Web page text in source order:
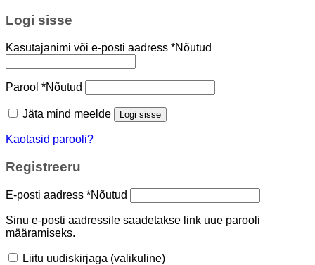
Logi sisse
Kasutajanimi või e-posti aadress *Nõutud
Parool *Nõutud
Jäta mind meelde Logi sisse
Kaotasid parooli?
Registreeru
E-posti aadress *Nõutud
Sinu e-posti aadressile saadetakse link uue parooli
määramiseks.
Liitu uudiskirjaga (valikuline)